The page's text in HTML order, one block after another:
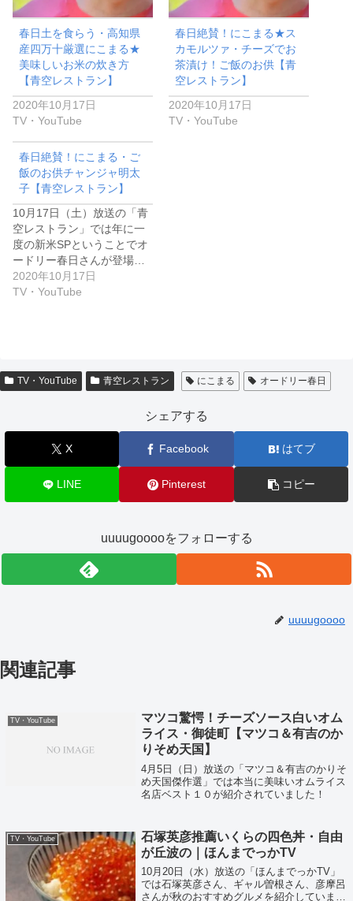
春日土を食らう・高知県
産四万十厳選にこまる★
美味しいお米の炊き方
【青空レストラン】
2020年10月17日
TV・YouTube
春日絶賛！にこまる★ス
カモルツァ・チーズでお
茶漬け！ご飯のお供【青
空レストラン】
2020年10月17日
TV・YouTube
春日絶賛！にこまる・ご
飯のお供チャンジャ明太
子【青空レストラン】
10月17日（土）放送の「青
空レストラン」では年に一
度の新米SPということでオ
ードリー春日さんが登場…
2020年10月17日
TV・YouTube
TV・YouTube 青空レストラン にこまる オードリー春日
シェアする
X Facebook はてブ
LINE Pinterest コピー
uuuugooooをフォローする
uuuugoooo
関連記事
TV・YouTube
マツコ驚愕！チーズソース白いオム
ライス・御徒町【マツコ＆有吉のか
りそめ天国】
4月5日（日）放送の「マツコ＆有吉のかりそ
め天国傑作選」では本当に美味いオムライス
名店ベスト１０が紹介されていました！
TV・YouTube
石塚英彦推薦いくらの四色丼・自由
が丘波の｜ほんまでっかTV
10月20日（水）放送の「ほんまでっかTV」
では石塚英彦さん、ギャル曽根さん、彦摩呂
さんが秋のおすすめグルメを紹介していまし